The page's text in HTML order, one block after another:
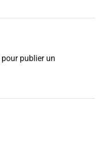
publier un